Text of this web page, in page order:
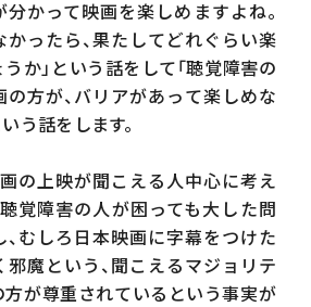
分かって映画を楽しめますよね。
かったら、果たしてどれぐらい楽
か」という話をして「聴覚障害の
の方が、バリアがあって楽しめな
いう話をします。
画の上映が聞こえる人中心に考え
聴覚障害の人が困っても大した問
むしろ日本映画に字幕をつけた
邪魔という、聞こえるマジョリテ
方が尊重されているという事実が